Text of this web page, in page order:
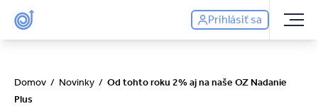
Prihlásiť sa
Domov / Novinky / Od tohto roku 2% aj na naše OZ Nadanie
Plus